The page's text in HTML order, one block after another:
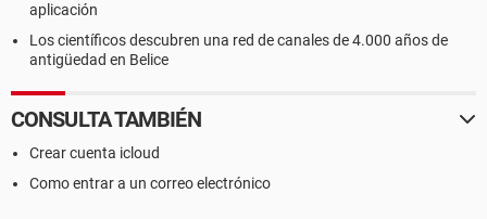
aplicación
Los científicos descubren una red de canales de 4.000 años de
antigüedad en Belice
CONSULTA TAMBIÉN
Crear cuenta icloud
Como entrar a un correo electrónico